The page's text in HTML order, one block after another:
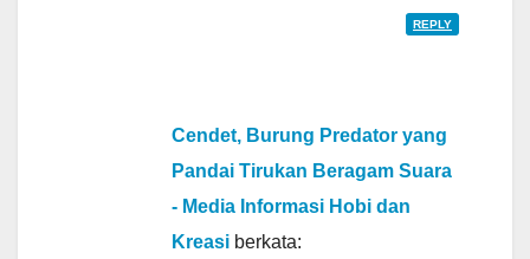
REPLY
Cendet, Burung Predator yang
Pandai Tirukan Beragam Suara
- Media Informasi Hobi dan
Kreasi berkata: